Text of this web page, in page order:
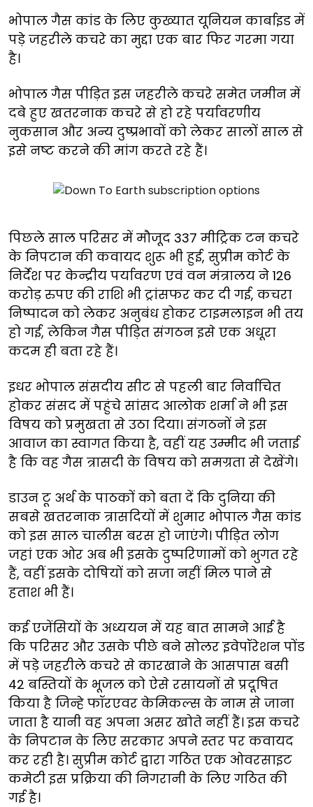
भोपाल गैस कांड के लिए कुख्यात यूनियन कार्बाइड में
पड़े जहरीले कचरे का मुद्दा एक बार फिर गरमा गया
है।
भोपाल गैस पीड़ित इस जहरीले कचरे समेत जमीन में
दबे हुए खतरनाक कचरे से हो रहे पर्यावरणीय
नुकसान और अन्य दुष्प्रभावों को लेकर सालों साल से
इसे नष्ट करने की मांग करते रहे हैं।
पिछले साल परिसर में मौजूद 337 मीट्रिक टन कचरे
के निपटान की कवायद शुरू भी हुई, सुप्रीम कोर्ट के
निर्देश पर केन्द्रीय पर्यावरण एवं वन मंत्रालय ने 126
करोड़ रुपए की राशि भी ट्रांसफर कर दी गई, कचरा
निष्पादन को लेकर अनुबंध होकर टाइमलाइन भी तय
हो गई, लेकिन गैस पीड़ित संगठन इसे एक अधूरा
कदम ही बता रहे हैं।
इधर भोपाल संसदीय सीट से पहली बार निर्वाचित
होकर संसद में पहुंचे सांसद आलोक शर्मा ने भी इस
विषय को प्रमुखता से उठा दिया। संगठनों ने इस
आवाज का स्वागत किया है, वहीं यह उम्मीद भी जताई
है कि वह गैस त्रासदी के विषय को समग्रता से देखेंगे।
डाउन टू अर्थ के पाठकों को बता दें कि दुनिया की
सबसे खतरनाक त्रासदियों में शुमार भोपाल गैस कांड
को इस साल चालीस बरस हो जाएंगे। पीड़ित लोग
जहां एक ओर अब भी इसके दुष्परिणामों को भुगत रहे
हैं, वहीं इसके दोषियों को सजा नहीं मिल पाने से
हताश भी हैं।
कई एजेंसियों के अध्ययन में यह बात सामने आई है
कि परिसर और उसके पीछे बने सोलर इवेपॉरेशन पोंड
में पड़े जहरीले कचरे से कारखाने के आसपास बसी
42 बस्तियों के भूजल को ऐसे रसायनों से प्रदूषित
किया है जिन्हे फॉरएवर केमिकल्स के नाम से जाना
जाता है यानी वह अपना असर खोते नहीं हैं। इस कचरे
के निपटान के लिए सरकार अपने स्तर पर कवायद
कर रही है। सुप्रीम कोर्ट द्वारा गठित एक ओवरसाइट
कमेटी इस प्रक्रिया की निगरानी के लिए गठित की
गई है।